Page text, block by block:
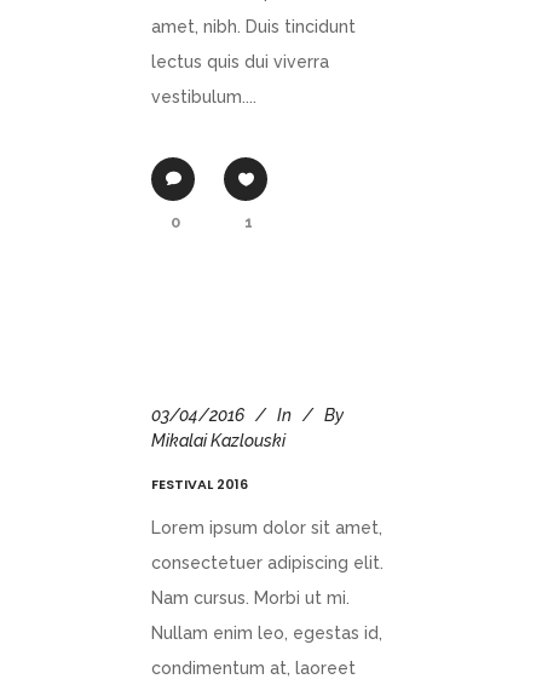
amet, nibh. Duis tincidunt
lectus quis dui viverra
vestibulum....
0 1
03/04/2016 In
By
Mikalai Kazlouski
FESTIVAL 2016
Lorem ipsum dolor sit amet,
consectetuer adipiscing elit.
Nam cursus. Morbi ut mi.
Nullam enim leo, egestas id,
condimentum at, laoreet